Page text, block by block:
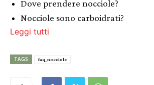
Dove prendere nocciole?
Nocciole sono carboidrati?
Leggi tutti
TAGS faq_nocciole